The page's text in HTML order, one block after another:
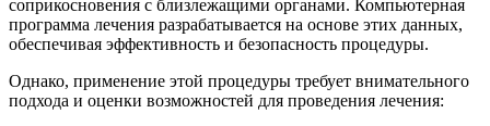
соприкосновения с близлежащими органами. Компьютерная
программа лечения разрабатывается на основе этих данных,
обеспечивая эффективность и безопасность процедуры.
Однако, применение этой процедуры требует внимательного
подхода и оценки возможностей для проведения лечения: